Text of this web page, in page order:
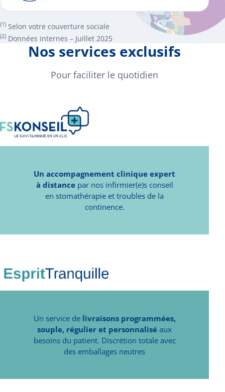
(1) Selon votre couverture sociale
(2) Données internes – Juillet 2025
Nos services exclusifs
Pour faciliter le quotidien
Un accompagnement clinique expert
à distancepar nos infirmier(e)s conseil
en stomathérapie et troubles de la
continence.
Un service de livraisons programmées,
souple, régulier et personnalisé aux
besoins du patient. Discrétion totale avec
des emballages neutres